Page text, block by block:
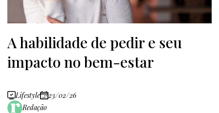
A habilidade de pedir e seu
impacto no bem-estar
Lifestyle
23/02/26
Redação